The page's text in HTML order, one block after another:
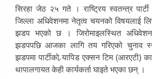
सिरहा जेठ २५ गते । राष्ट्रिय स्वतन्त्र पार्टी
जिल्ला अधिवेशनमा नेतृत्व चयनको विषयलाई
झडप भएको छ । जिरोमाइलस्थित
झडपपछि आजका लागि तय गरिएको चुनाव
झडपमा पार्टीको र्‍यापिड एक्सन टिम (आरएटी)
थापालगायत केही कार्यकर्ता घाइते भएका छन् ।